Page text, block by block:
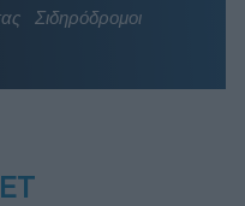
Σιδηρόδρομοι